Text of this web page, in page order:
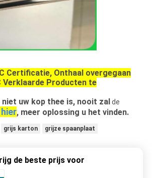
Certificatie, Onthaal overgegaan
Verklaarde Producten te
uw kop thee is, nooit zalde
, meer oplossing u het vinden.
grijs karton grijze spaanplaat
de beste prijs voor